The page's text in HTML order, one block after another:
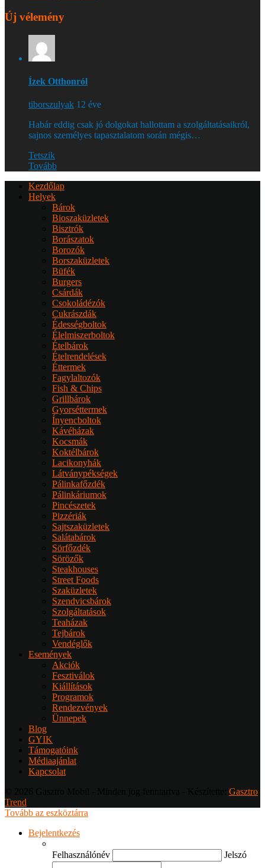
Új vélemény
Ízek Otthonról
tiborszulyak 12 éve
Habár eddig csak jó dolgokat hallottam a szolgáltatásaikról,
sajnos személyes tapasztalatom során mégis…
Tetszik
Tovább
Kezdőlap
Helyek
Bárok
Bioszaküzletek
Bisztrók
Borászatok
Borozók
Borszaküzletek
Büfék
Burgers
Csárdák
Csokoládézók
Cukrászdák
Édességboltok
Élelmiszerboltok
Ételbárok
Ételrendelések
Éttermek
Fagylaltozók
Fish & Chips
Grillbárok
Gyorséttermek
Ínyencboltok
Kávéházak
Kocsmák
Koktélbárok
Lacikonyhák
Látványpékségek
Pálinkafőzdék
Pálinkáriumok
Pincészetek
Pizzériák
Sajtszaküzletek
Salátabárok
Sörfőzdék
Sörözők
Steakhouses
Street Foods
Szaküzletek
Szendvicsbárok
Szolgáltatások
Teaházak
Tejbárok
Vendéglők
Események
Akciók
Fesztiválok
Kiállítások
Programok
Rendezvények
Ünnepek
Blog
GYIK
Támogatóink
Médiaajánlat
Kapcsolat
Gasztro
Trend
Tovább az eszköztárra
Bejelentkezés
Felhasználónév Jelszó